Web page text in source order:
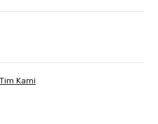
Kami